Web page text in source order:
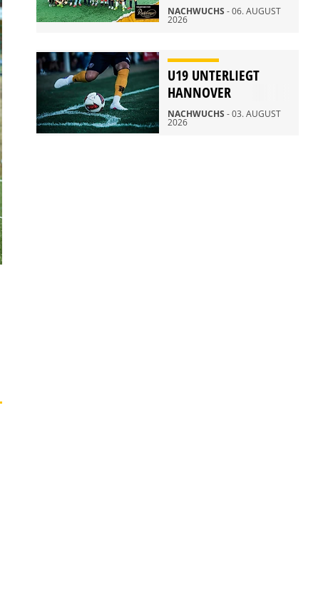
NACHWUCHS - 06. AUGUST
2026
U19 UNTERLIEGT
HANNOVER
NACHWUCHS - 03. AUGUST
2026